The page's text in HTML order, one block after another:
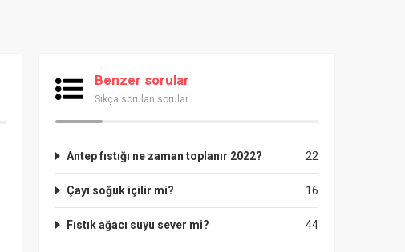
Benzer sorular
Sıkça sorulan sorular
22
Antep fıstığı ne zaman toplanır 2022?
16
Çayı soğuk içilir mi?
44
Fıstık ağacı suyu sever mi?